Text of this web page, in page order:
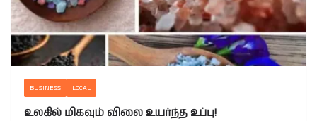
BUSINESS LOCAL
உலகில் மிகவும் விலை உயர்ந்த உப்பு!